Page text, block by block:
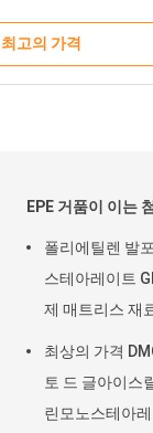
최고의 가격
EPE 거품이 이는
폴리에틸렌 발
스테아레이트
제 매트리스 재
최상의 가격
토 드 글아이스
린모노스테아